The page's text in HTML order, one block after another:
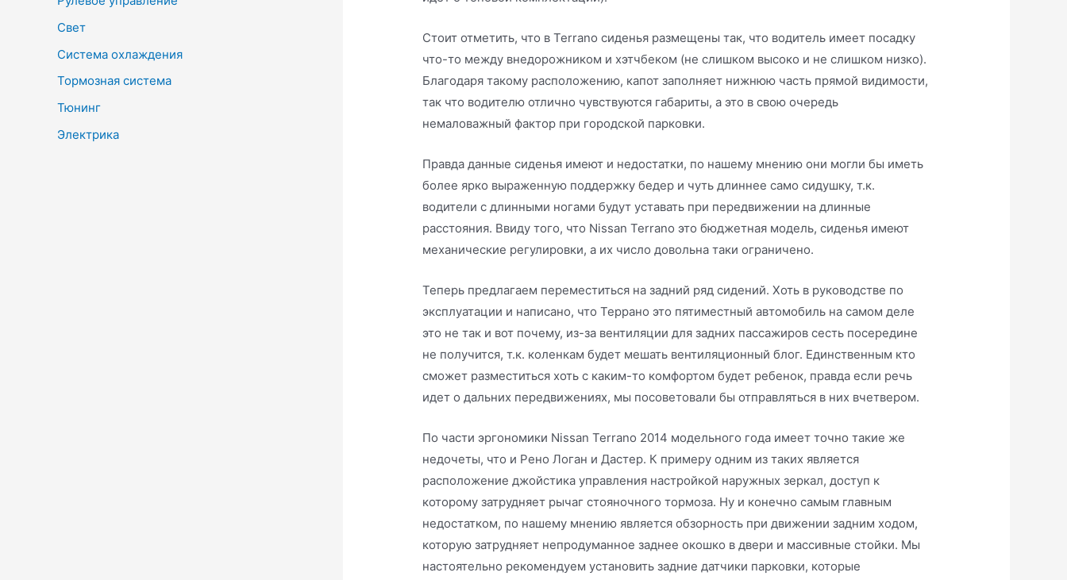
Свет
Система охлаждения
Тормозная система
Тюнинг
Электрика
Стоит отметить, что в Terrano сиденья размещены так, что водитель имеет посадку
что-то между внедорожником и хэтчбеком (не слишком высоко и не слишком низко).
Благодаря такому расположению, капот заполняет нижнюю часть прямой видимости,
так что водителю отлично чувствуются габариты, а это в свою очередь
немаловажный фактор при городской парковки.
Правда данные сиденья имеют и недостатки, по нашему мнению они могли бы иметь
более ярко выраженную поддержку бедер и чуть длиннее само сидушку, т.к.
водители с длинными ногами будут уставать при передвижении на длинные
расстояния. Ввиду того, что Nissan Terrano это бюджетная модель, сиденья имеют
механические регулировки, а их число довольна таки ограничено.
Теперь предлагаем переместиться на задний ряд сидений. Хоть в руководстве по
эксплуатации и написано, что Террано это пятиместный автомобиль на самом деле
это не так и вот почему, из-за вентиляции для задних пассажиров сесть посередине
не получится, т.к. коленкам будет мешать вентиляционный блог. Единственным кто
сможет разместиться хоть с каким-то комфортом будет ребенок, правда если речь
идет о дальних передвижениях, мы посоветовали бы отправляться в них вчетвером.
По части эргономики Nissan Terrano 2014 модельного года имеет точно такие же
недочеты, что и Рено Логан и Дастер. К примеру одним из таких является
расположение джойстика управления настройкой наружных зеркал, доступ к
которому затрудняет рычаг стояночного тормоза. Ну и конечно самым главным
недостатком, по нашему мнению является обзорность при движении задним ходом,
которую затрудняет непродуманное заднее окошко в двери и массивные стойки. Мы
настоятельно рекомендуем установить задние датчики парковки, которые